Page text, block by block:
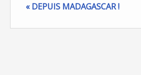
« DEPUIS MADAGASCAR !